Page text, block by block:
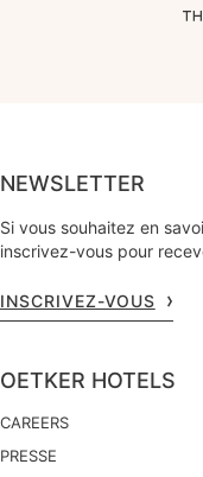
NEWSLETTER
Si vous souhaitez en
inscrivez-vous pour
INSCRIVEZ-VOUS
OETKER HOTELS
CAREERS
PRESSE